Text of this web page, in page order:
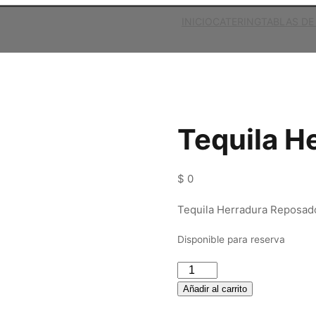
Tequila
$ 0
Tequila Herradura
Disponible para reserva
Tequila
Herradura
Añadir al carrito